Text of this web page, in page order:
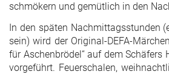
schmökern und gemütlich in den
In den späten Nachmittagsstunden
sein) wird der Original-DEFA-
für Aschenbrödel“ auf dem Schäfers
vorgeführt. Feuerschalen,